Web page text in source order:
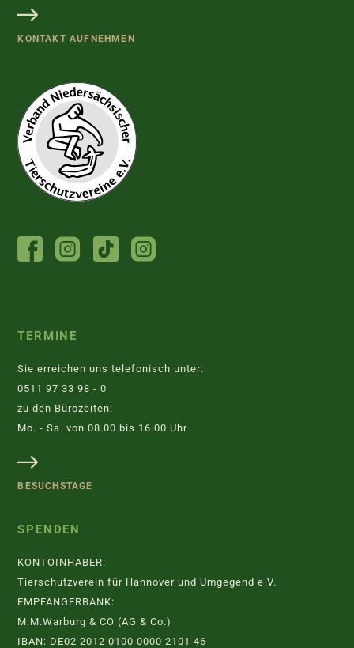
KONTAKT AUFNEHMEN
FACEBOOKINSTAGRAM
TIERHEIM
TIKTOK
JUGENDTIERSCHUTZGRUPPE
TERMINE
Sie erreichen uns telefonisch unter:
0511 97 33 98 - 0
zu den Bürozeiten:
Mo. - Sa. von 08.00 bis 16.00 Uhr
BESUCHSTAGE
SPENDEN
KONTOINHABER:
Tierschutzverein für Hannover und Umgegend e.V.
EMPFÄNGERBANK:
M.M.Warburg & CO (AG & Co.)
IBAN: DE02 2012 0100 0000 2101 46